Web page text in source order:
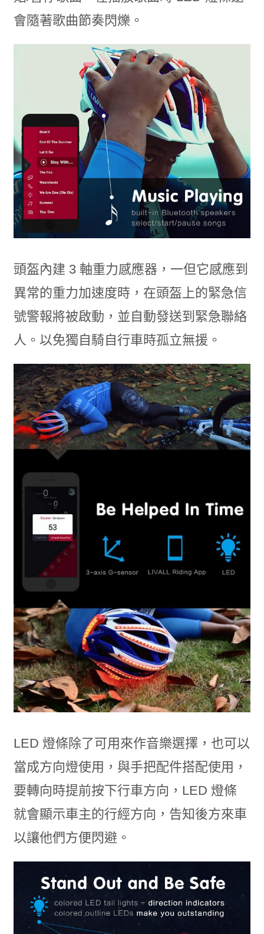
會隨著歌曲節奏閃爍。
頭盔內建 3 軸重力感應器，一但它感應到
異常的重力加速度時，在頭盔上的緊急信
號警報將被啟動，並自動發送到緊急聯絡
人。以免獨自騎自行車時孤立無援。
LED 燈條除了可用來作音樂選擇，也可以
當成方向燈使用，與手把配件搭配使用，
要轉向時提前按下行車方向，LED 燈條
就會顯示車主的行經方向，告知後方來車
以讓他們方便閃避。